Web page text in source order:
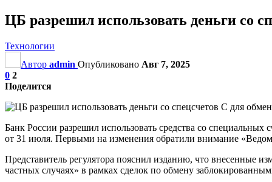
ЦБ разрешил использовать деньги со
Технологии
Автор admin Опубликовано Авг 7, 2025
0 2
Поделится
Банк России разрешил использовать средства со
от 31 июля. Первыми на изменения обратили внимание
Представитель регулятора пояснил изданию, что внесенные
частных случаях» в рамках сделок по обмену